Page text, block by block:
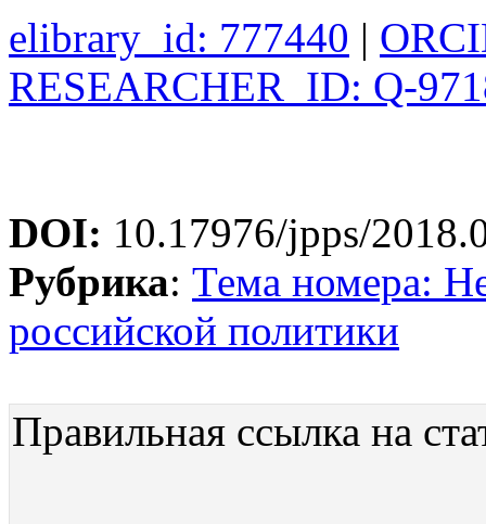
elibrary_id: 777440 |
RESEARCHER_ID: Q-
DOI: 10.17976/jpps/
Рубрика: Тема номера:
российской политики
Правильная ссылка на